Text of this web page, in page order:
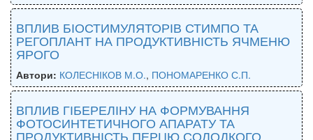
ВПЛИВ БІОСТИМУЛЯТОРІВ СТИМПО ТА
РЕГОПЛАНТ НА ПРОДУКТИВНІСТЬ ЯЧМЕНЮ
ЯРОГО
Автори: КОЛЕСНІКОВ М.О., ПОНОМАРЕНКО С.П.
ВПЛИВ ГІБЕРЕЛІНУ НА ФОРМУВАННЯ
ФОТОСИНТЕТИЧНОГО АПАРАТУ ТА
ПРОДУКТИВНІСТЬ ПЕРЦЮ СОЛОДКОГО